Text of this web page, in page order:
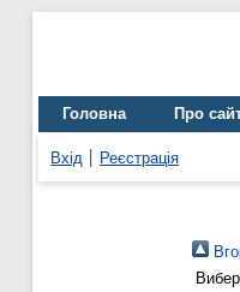
Головна Про
Вхід Реєстрація